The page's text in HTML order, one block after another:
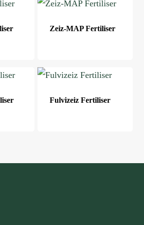
Zeiz-MAP Fertiliser
Fulvizeiz Fertiliser